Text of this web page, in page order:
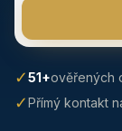
✓51+ověřených
✓Přímý kontakt